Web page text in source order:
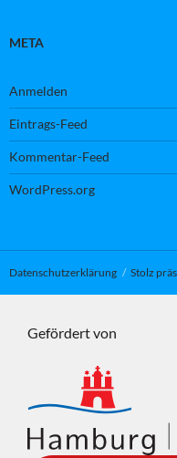
META
Anmelden
Eintrags-Feed
Kommentar-Feed
WordPress.org
Datenschutzerklärung Stolz
Gefördert von